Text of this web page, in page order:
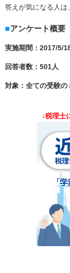
答えが気になる人は
アンケート概要
実施期間：2017/5/
回答者数：501人
対象：全ての受験
↓税理士